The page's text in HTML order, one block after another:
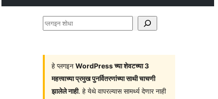
प्लगइन
हे प्लगइन WordPress च्या शेवटच्या 3
महत्त्वाच्या प्रमुख पुनर्वितरणांच्या साथी चाचणी
झालेले नाही. हे येथे वापरल्यास सामर्थ्य देणार नाही